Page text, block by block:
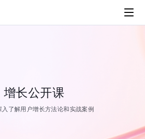
增长公开课
了解用户增长方法论和实战案例